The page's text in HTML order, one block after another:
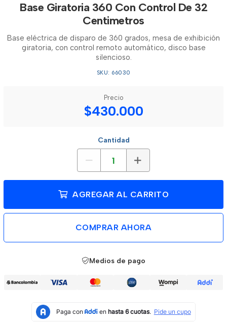
Base Giratoria 360 Con Control De 32
Centimetros
Base eléctrica de disparo de 360 grados, mesa de exhibición
giratoria, con control remoto automático, disco base
silencioso.
SKU: 66030
Precio
$430.000
Cantidad
AGREGAR AL CARRITO
COMPRAR AHORA
Medios de pago